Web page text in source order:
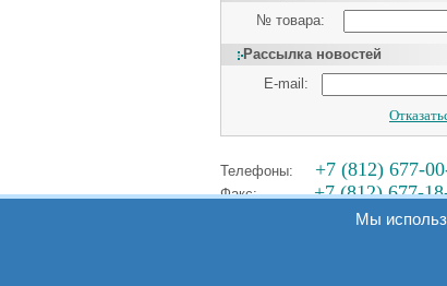
Мы
№ товара:
Рассылка новостей
E-mail:
Телефоны: +7 (812) 677-
Факс:+7 (812) 677-